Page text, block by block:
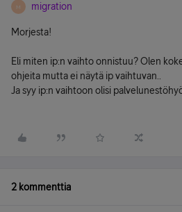
M migration
Morjesta!
Eli miten ip:n vaihto onnistuu? Olen
ohjeita mutta ei näytä ip vaihtuvan..
Ja syy ip:n vaihtoon olisi
2 kommenttia